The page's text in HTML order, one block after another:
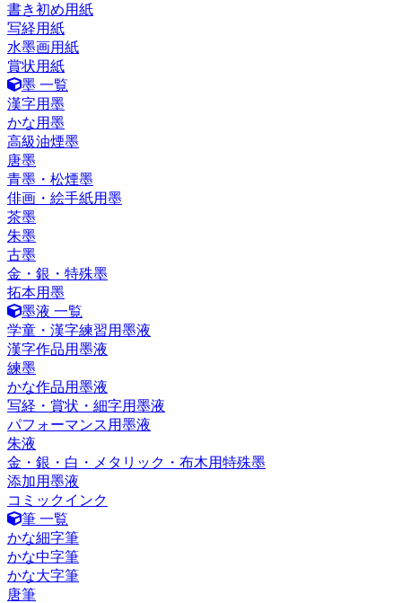
書き初め用紙
写経用紙
水墨画用紙
賞状用紙
墨 一覧
漢字用墨
かな用墨
高級油煙墨
唐墨
青墨・松煙墨
俳画・絵手紙用墨
茶墨
朱墨
古墨
金・銀・特殊墨
拓本用墨
墨液 一覧
学童・漢字練習用墨液
漢字作品用墨液
練墨
かな作品用墨液
写経・賞状・細字用墨液
パフォーマンス用墨液
朱液
金・銀・白・メタリック・布木用特殊墨
添加用墨液
コミックインク
筆 一覧
かな細字筆
かな中字筆
かな大字筆
唐筆